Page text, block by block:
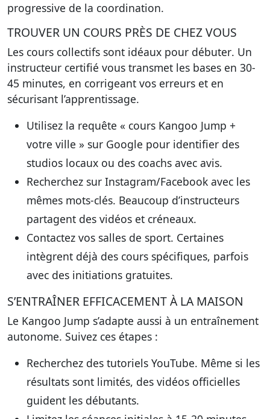
progressive de la coordination.
TROUVER UN COURS PRÈS DE CHEZ VOUS
Les cours collectifs sont idéaux pour débuter. Un
instructeur certifié vous transmet les bases en 30-
45 minutes, en corrigeant vos erreurs et en
sécurisant l’apprentissage.
Utilisez la requête « cours Kangoo Jump +
votre ville » sur Google pour identifier des
studios locaux ou des coachs avec avis.
Recherchez sur Instagram/Facebook avec les
mêmes mots-clés. Beaucoup d’instructeurs
partagent des vidéos et créneaux.
Contactez vos salles de sport. Certaines
intègrent déjà des cours spécifiques, parfois
avec des initiations gratuites.
S’ENTRAÎNER EFFICACEMENT À LA MAISON
Le Kangoo Jump s’adapte aussi à un entraînement
autonome. Suivez ces étapes :
Recherchez des tutoriels YouTube. Même si les
résultats sont limités, des vidéos officielles
guident les débutants.